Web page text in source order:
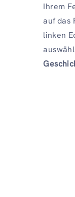
Ihrem
auf das
linken